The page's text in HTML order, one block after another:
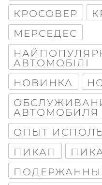
КРОСОВЕР
МЕРСЕДЕС
АВТОМОБІЛІ
НОВИНКА
АВТОМОБИЛЯ
ОПЫТ
ПИКАП